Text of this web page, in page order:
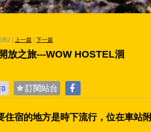
應2 | 上一篇| 下一篇
放之旅---WOW HOSTEL洄
0 訂閱站台
宿的地方是時下流行，位在車站